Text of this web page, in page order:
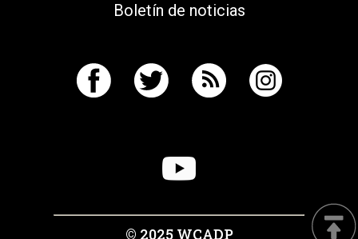
Boletín de noticias
© 2025 WCADP